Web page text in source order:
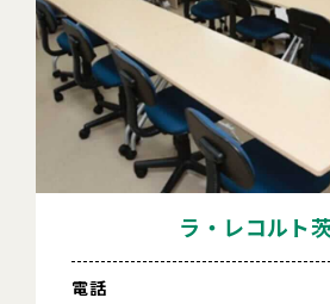
ラ・レコルト
電話